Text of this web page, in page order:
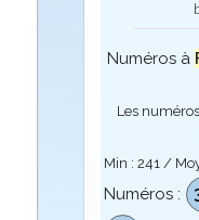
Numéros à
Les
Min : 241/
Numéros :